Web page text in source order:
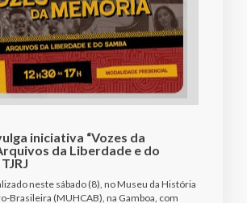
iniciativa “Vozes da
da Liberdade e do
neste sábado (8), no Museu da História
Brasileira (MUHCAB), na Gamboa, com